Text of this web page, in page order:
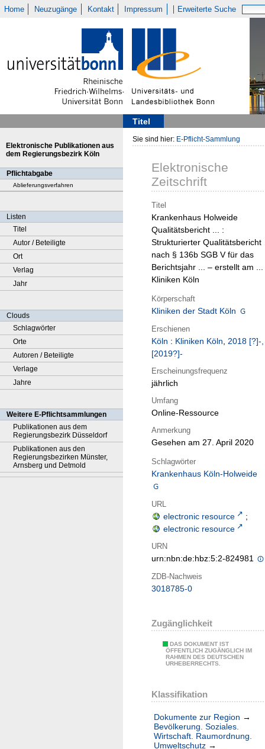
Home Neuzugänge Kontakt Impressum Erweiterte Suche
Titel
Elektronische Publikationen aus
dem Regierungsbezirk Köln
Pflichtabgabe
Ablieferungsverfahren
Listen
Titel
Autor / Beteiligte
Ort
Verlag
Jahr
Clouds
Schlagwörter
Orte
Autoren / Beteiligte
Verlage
Jahre
Weitere E-Pflichtsammlungen
Publikationen aus dem
Regierungsbezirk Düsseldorf
Publikationen aus den
Regierungsbezirken Münster,
Arnsberg und Detmold
Sie sind hier: E-Pflicht-Sammlung
Elektronische
Zeitschrift
Titel
Krankenhaus Holweide
Qualitätsbericht ... :
Strukturierter Qualitätsbericht
nach § 136b SGB V für das
Berichtsjahr ... – erstellt am ...
Kliniken Köln
Körperschaft
Kliniken der Stadt Köln
Erschienen
Köln : Kliniken Köln, 2018 [?]-,
[2019?]-
Erscheinungsfrequenz
jährlich
Umfang
Online-Ressource
Anmerkung
Gesehen am 27. April 2020
Schlagwörter
Krankenhaus Köln-Holweide
URL
electronic resource
;
electronic resource
URN
urn:nbn:de:hbz:5:2-824981
ZDB-Nachweis
3018785-0
Zugänglichkeit
DAS DOKUMENT IST
ÖFFENTLICH ZUGÄNGLICH IM
RAHMEN DES DEUTSCHEN
URHEBERRECHTS.
Klassifikation
Dokumente zur Region →
Bevölkerung. Soziales.
Wirtschaft. Raumordnung.
Umweltschutz →